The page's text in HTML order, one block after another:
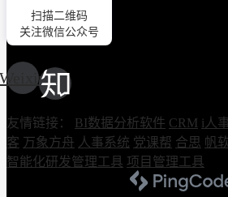
扫描二维码
关注微信公众号
Weixin
友情链接： BI数据分析软件 CRM i人
客 万象方舟 人事系统 党课帮 合思 帆
智能化研发管理工具 项目管理工具